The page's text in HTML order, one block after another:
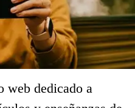
web dedicado a